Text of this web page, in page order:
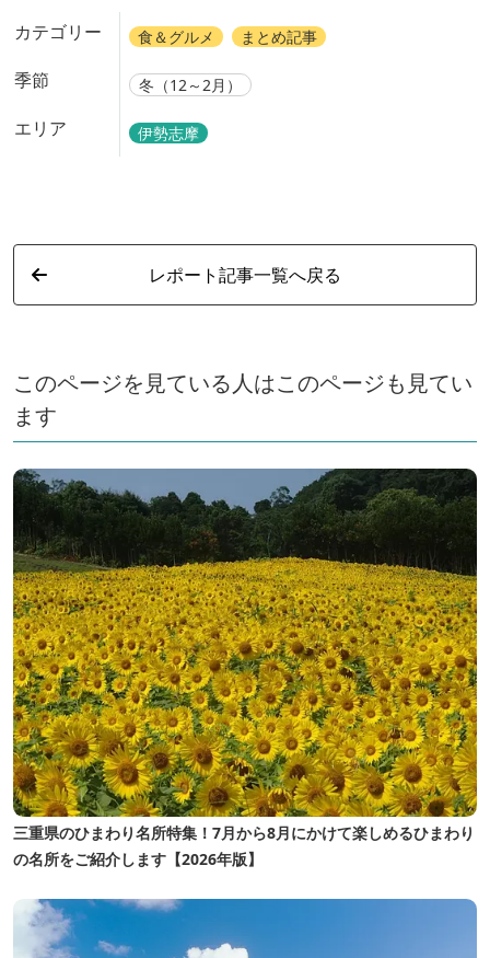
カテゴリー 食＆グルメ まとめ記事
季節 冬（12～2月）
エリア 伊勢志摩
レポート記事一覧へ戻る
このページを見ている人はこのページも見てい
ます
三重県のひまわり名所特集！7月から8月にかけて楽しめるひまわり
の名所をご紹介します【2026年版】